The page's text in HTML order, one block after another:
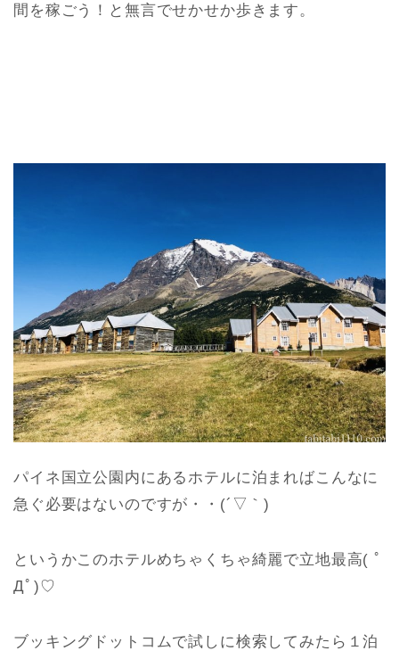
間を稼ごう！と無言でせかせか歩きます。
パイネ国立公園内にあるホテルに泊まればこんなに
急ぐ必要はないのですが・・(´▽｀)
というかこのホテルめちゃくちゃ綺麗で立地最高( ﾟ
Дﾟ)♡
ブッキングドットコムで試しに検索してみたら１泊